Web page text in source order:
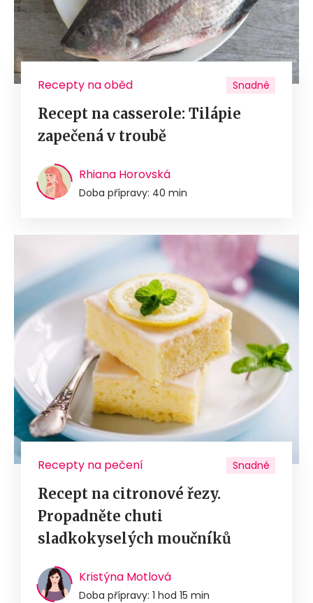
Recepty na oběd Snadné
Recept na casserole: Tilápie
zapečená v troubě
Rhiana Horovská
Doba přípravy: 40 min
Recepty na pečení Snadné
Recept na citronové řezy.
Propadněte chuti
sladkokyselých moučníků
Kristýna Motlová
Doba přípravy: 1 hod 15 min